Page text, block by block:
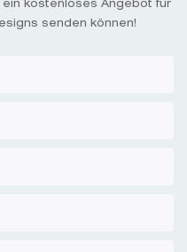
ein kostenloses Angebot für
senden können!